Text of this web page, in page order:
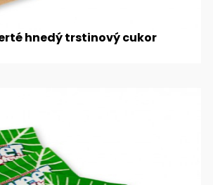
hnedý trstinový cukor